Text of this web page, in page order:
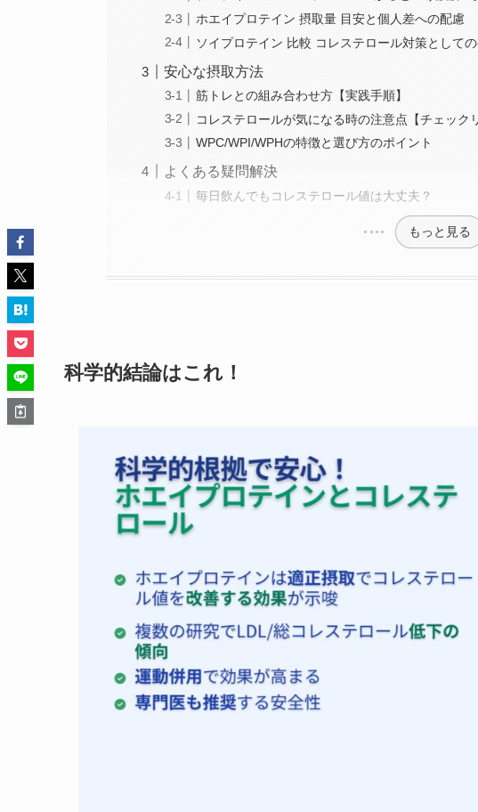
ホエイプロテイン 摂取量 目安と個人差への配慮
ソイプロテイン 比較 コレステロール対策として
安心な摂取方法
筋トレとの組み合わせ方【実践手順】
コレステロールが気になる時の注意点【チェック
WPC/WPI/WPHの特徴と選び方のポイント
よくある疑問解決
毎日飲んでもコレステロール値は大丈夫？
もっと見る
科学的結論はこれ！